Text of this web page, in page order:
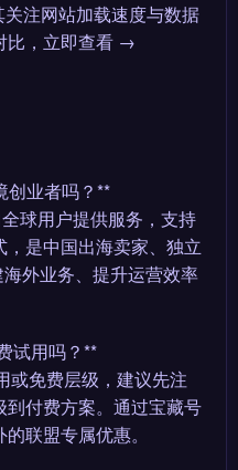
注网站加载速度与数据
比，立即查看 →
创业者吗？**
球用户提供服务，支持
是中国出海卖家、独立
外业务、提升运营效率
试用吗？**
或免费层级，建议先注
付费方案。通过宝藏号
联盟专属优惠。